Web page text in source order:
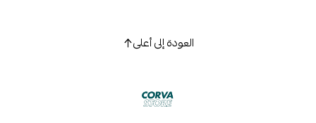
العودة إلى أعلى